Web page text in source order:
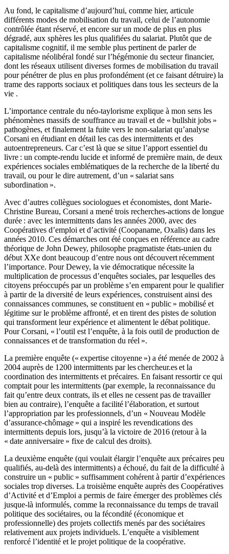
Au fond, le capitalisme d’aujourd’hui, comme hier, articule
différents modes de mobilisation du travail, celui de l’autonomie
contrôlée étant réservé, et encore sur un mode de plus en plus
dégradé, aux sphères les plus qualifiées du salariat. Plutôt que de
capitalisme cognitif, il me semble plus pertinent de parler de
capitalisme néolibéral fondé sur l’hégémonie du secteur financier,
dont les réseaux utilisent diverses formes de mobilisation du travail
pour pénétrer de plus en plus profondément (et ce faisant détruire) la
trame des rapports sociaux et politiques dans tous les secteurs de la
vie .
L’importance centrale du néo-taylorisme explique à mon sens les
phénomènes massifs de souffrance au travail et de « bullshit jobs »
pathogènes, et finalement la fuite vers le non-salariat qu’analyse
Corsani en étudiant en détail les cas des intermittents et des
autoentrepreneurs. Car c’est là que se situe l’apport essentiel du
livre : un compte-rendu lucide et informé de première main, de deux
expériences sociales emblématiques de la recherche de la liberté du
travail, ou pour le dire autrement, d’un « salariat sans
subordination ».
Avec d’autres collègues sociologues et économistes, dont Marie-
Christine Bureau, Corsani a mené trois recherches-actions de longue
durée : avec les intermittents dans les années 2000, avec des
Coopératives d’emploi et d’activité (Coopaname, Oxalis) dans les
années 2010. Ces démarches ont été conçues en référence au cadre
théorique de John Dewey, philosophe pragmatiste états-unien du
début XXe dont beaucoup d’entre nous ont découvert récemment
l’importance. Pour Dewey, la vie démocratique nécessite la
multiplication de processus d’enquêtes sociales, par lesquelles des
citoyens préoccupés par un problème s’en emparent pour le qualifier
à partir de la diversité de leurs expériences, construisent ainsi des
connaissances communes, se constituent en « public » mobilisé et
légitime sur le problème affronté, et en tirent des pistes de solution
qui transforment leur expérience et alimentent le débat politique.
Pour Corsani, « l’outil est l’enquête, à la fois outil de production de
connaissances et de transformation du réel ».
La première enquête (« expertise citoyenne ») a été menée de 2002 à
2004 auprès de 1200 intermittents par les chercheur.es et la
coordination des intermittents et précaires. En faisant ressortir ce qui
comptait pour les intermittents (par exemple, la reconnaissance du
fait qu’entre deux contrats, ils et elles ne cessent pas de travailler
bien au contraire), l’enquête a facilité l’élaboration, et surtout
l’appropriation par les professionnels, d’un « Nouveau Modèle
d’assurance-chômage » qui a inspiré les revendications des
intermittents depuis lors, jusqu’à la victoire de 2016 (retour à la
« date anniversaire » fixe de calcul des droits).
La deuxième enquête (qui voulait élargir l’enquête aux précaires peu
qualifiés, au-delà des intermittents) a échoué, du fait de la difficulté à
construire un « public » suffisamment cohérent à partir d’expériences
sociales trop diverses. La troisième enquête auprès des Coopératives
d’Activité et d’Emploi a permis de faire émerger des problèmes clés
jusque-là informulés, comme la reconnaissance du temps de travail
politique des sociétaires, ou la fécondité (économique et
professionnelle) des projets collectifs menés par des sociétaires
relativement aux projets individuels. L’enquête a visiblement
renforcé l’identité et le projet politique de la coopérative.